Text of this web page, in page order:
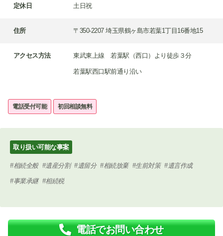
定休日 土日祝
住所 〒350-2207 埼玉県鶴ヶ島市若葉1丁目16番地15
アクセス方法 東武東上線 若葉駅（西口）より徒歩３分
若葉駅西口駅前通り沿い
電話受付可能 初回相談無料
取り扱い可能な事案
相続全般 遺産分割 遺留分 相続放棄 生前対策 遺言作成
事業承継 相続税
電話でお問い合わせ